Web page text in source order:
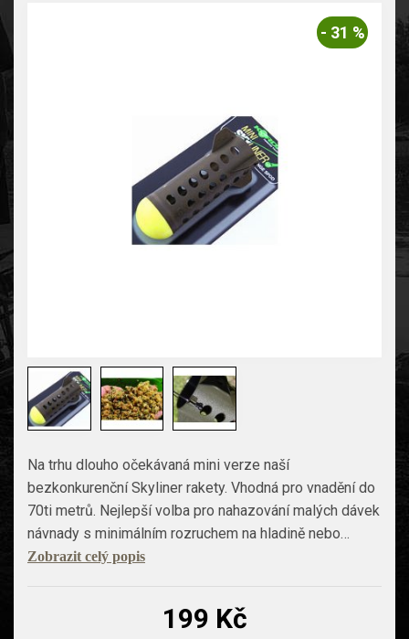
- 31 %
Na trhu dlouho očekávaná mini verze naší
bezkonkurenční Skyliner rakety. Vhodná pro vnadění do
70ti metrů. Nejlepší volba pro nahazování malých dávek
návnady s minimálním rozruchem na hladině nebo…
Zobrazit celý popis
199 Kč